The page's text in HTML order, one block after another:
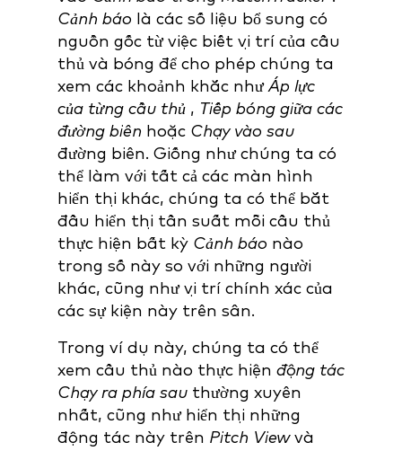
Cảnh báo là các số liệu bổ sung có
nguồn gốc từ việc biết vị trí của cầu
thủ và bóng để cho phép chúng ta
xem các khoảnh khắc như Áp lực
của từng cầu thủ , Tiếp bóng giữa các
đường biên hoặc Chạy vào sau
đường biên. Giống như chúng ta có
thể làm với tất cả các màn hình
hiển thị khác, chúng ta có thể bắt
đầu hiển thị tần suất mỗi cầu thủ
thực hiện bất kỳ Cảnh báo nào
trong số này so với những người
khác, cũng như vị trí chính xác của
các sự kiện này trên sân.
Trong ví dụ này, chúng ta có thể
xem cầu thủ nào thực hiện động tác
Chạy ra phía sau thường xuyên
nhất, cũng như hiển thị những
động tác này trên Pitch View và